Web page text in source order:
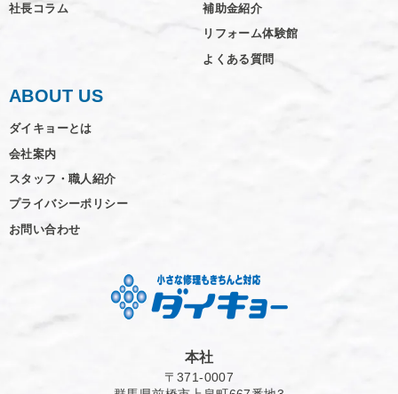
社長コラム
補助金紹介
リフォーム体験館
よくある質問
ABOUT US
ダイキョーとは
会社案内
スタッフ・職人紹介
プライバシーポリシー
お問い合わせ
本社
〒371-0007